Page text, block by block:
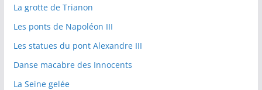
La grotte de Trianon
Les ponts de Napoléon III
Les statues du pont Alexandre III
Danse macabre des Innocents
La Seine gelée